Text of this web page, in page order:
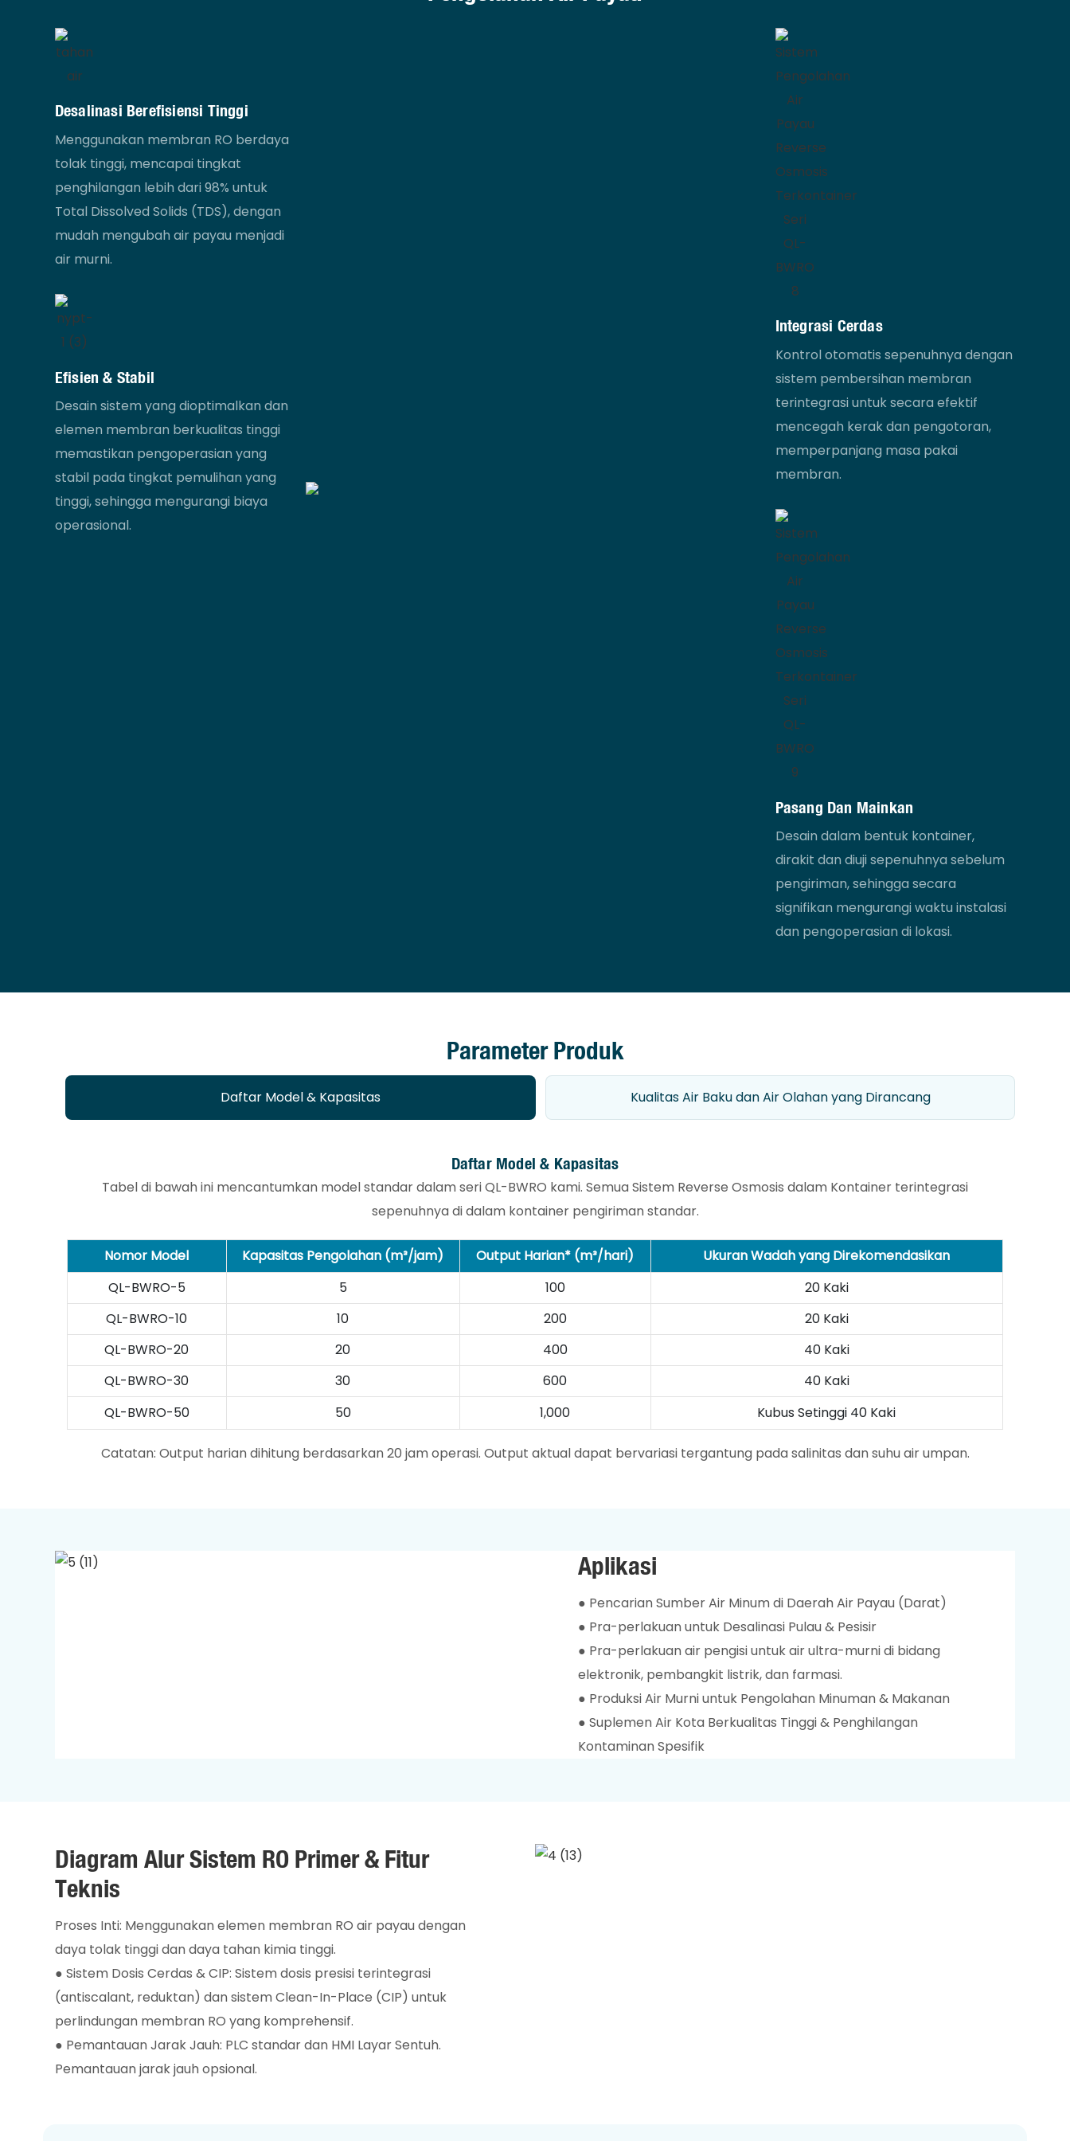
Desalinasi Berefisiensi Tinggi
Menggunakan membran RO berdaya
tolak tinggi, mencapai tingkat
penghilangan lebih dari 98% untuk
Total Dissolved Solids (TDS), dengan
mudah mengubah air payau menjadi
air murni.
Efisien & Stabil
Desain sistem yang dioptimalkan dan
elemen membran berkualitas tinggi
memastikan pengoperasian yang
stabil pada tingkat pemulihan yang
tinggi, sehingga mengurangi biaya
operasional.
Integrasi Cerdas
Kontrol otomatis sepenuhnya dengan
sistem pembersihan membran
terintegrasi untuk secara efektif
mencegah kerak dan pengotoran,
memperpanjang masa pakai
membran.
Pasang Dan Mainkan
Desain dalam bentuk kontainer,
dirakit dan diuji sepenuhnya sebelum
pengiriman, sehingga secara
signifikan mengurangi waktu instalasi
dan pengoperasian di lokasi.
Parameter Produk
Daftar Model & Kapasitas Kualitas Air Baku dan Air Olahan yang Dirancang
Daftar Model & Kapasitas
Tabel di bawah ini mencantumkan model standar dalam seri QL-BWRO kami. Semua Sistem Reverse Osmosis dalam Kontainer terintegrasi
sepenuhnya di dalam kontainer pengiriman standar.
Nomor Model Kapasitas Pengolahan (m³/jam) Output Harian* (m³/hari)
Ukuran Wadah yang Direkomendasikan
QL-BWRO-5
5 100
20 Kaki
QL-BWRO-10
10 200
20 Kaki
QL-BWRO-20
20 400
40 Kaki
QL-BWRO-30
30 600
40 Kaki
QL-BWRO-50
50 1,000 Kubus Setinggi 40 Kaki
Catatan: Output harian dihitung berdasarkan 20 jam operasi. Output aktual dapat bervariasi tergantung pada salinitas dan suhu air umpan.
Aplikasi
● Pencarian Sumber Air Minum di Daerah Air Payau (Darat)
● Pra-perlakuan untuk Desalinasi Pulau & Pesisir
● Pra-perlakuan air pengisi untuk air ultra-murni di bidang
elektronik, pembangkit listrik, dan farmasi.
● Produksi Air Murni untuk Pengolahan Minuman & Makanan
● Suplemen Air Kota Berkualitas Tinggi & Penghilangan
Kontaminan Spesifik
Diagram Alur Sistem RO Primer & Fitur
Teknis
Proses Inti: Menggunakan elemen membran RO air payau dengan
daya tolak tinggi dan daya tahan kimia tinggi.
● Sistem Dosis Cerdas & CIP: Sistem dosis presisi terintegrasi
(antiscalant, reduktan) dan sistem Clean-In-Place (CIP) untuk
perlindungan membran RO yang komprehensif.
● Pemantauan Jarak Jauh: PLC standar dan HMI Layar Sentuh.
Pemantauan jarak jauh opsional.